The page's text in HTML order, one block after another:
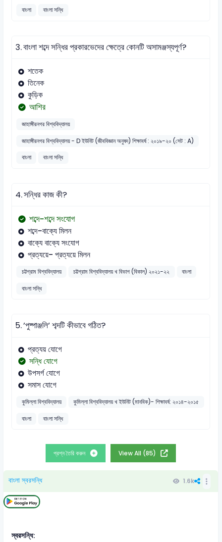
বাংলা
বাংলা সন্ধি
3.বাংলা শব্দে সন্ধির প্রকারভেদের ক্ষেত্রে কোনটি অসামঞ্জস্যপূর্ণ?
শতেক
তিনেক
কুড়িক
আশির
জাহাঙ্গীরনগর বিশ্ববিদ্যালয়
জাহাঙ্গীরনগর বিশ্ববিদ্যালয় - D ইউনিট (জীববিজ্ঞান অনুষদ) শিক্ষাবর্ষ : ২০১৯-২০ (সেট : A)
বাংলা
বাংলা সন্ধি
4.সন্ধির কাজ কী?
শব্দে-শব্দে সংযোগ
শব্দে-বাক্যে মিলন
বাক্যে বাক্যে সংযোগ
প্রত্যয়ে- প্রত্যয়ে মিলন
চট্টগ্রাম বিশ্ববিদ্যালয় চট্টগ্রাম বিশ্ববিদ্যালয় খ বিভাগ (বিকাল) ২০২১-২২
বাংলা
বাংলা সন্ধি
5.’পুষ্পাঞ্জলি’ শব্দটি কীভাবে গঠিত?
প্রত্যয় যোগে
সন্ধি যোগে
উপসর্গ যোগে
সমাস যোগে
কুমিল্লা বিশ্ববিদ্যালয়
কুমিল্লা বিশ্ববিদ্যালয় খ ইউনিট (মানবিক)- শিক্ষাবর্ষ: ২০১৪-২০১৫
বাংলা
বাংলা সন্ধি
প্রশ্ন তৈরি করুন View All (85)
বাংলা স্বরসন্ধি 1.6k
স্বরসন্ধি: